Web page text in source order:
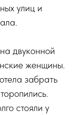
улиц и
двуконной
женщины.
забрать
стояли у